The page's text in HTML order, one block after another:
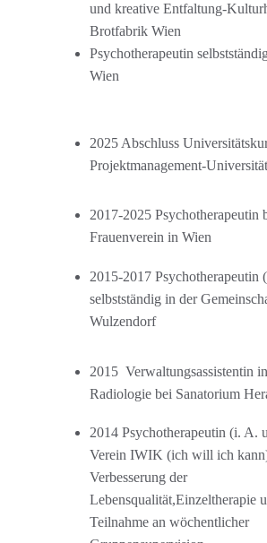
und kreative Entfaltung-
Brotfabrik Wien
Psychotherapeutin
Wien
2025 Abschluss
Projektmanagement-
2017-2025 Psychotherapeutin
Frauenverein in Wien
2015-2017 Psychotherapeutin
selbstständig in der
Wulzendorf
2015  Verwaltungsassistentin
Radiologie bei Sanatorium
2014 Psychotherapeutin (i. A.
Verein IWIK (ich will ich
Verbesserung der
Lebensqualität,Einzeltherapie
Teilnahme an wöchentlicher